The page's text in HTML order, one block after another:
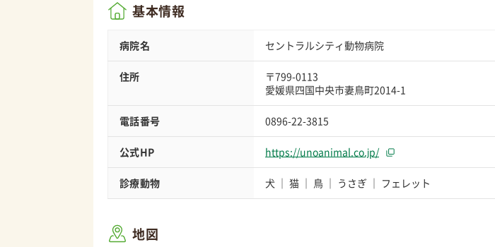
基本情報
病院名 セントラルシティ動物病院
住所
〒799-0113
愛媛県四国中央市妻鳥町2014-1
電話番号 0896-22-3815
公式HP https://unoanimal.co.jp/
診療動物 犬 猫 鳥 うさぎ フェレット
地図